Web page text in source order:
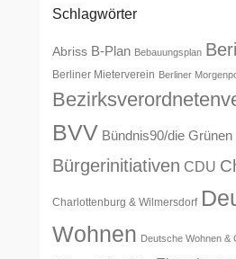
Schlagwörter
Abriss B-Plan Bebauungsplan
Berliner Mieterverein Berliner
BVV Bündnis90/die Grünen
Bürgerinitiativen CDU
Charlottenburg & Wilmersdorf
Wohnen Deutsche Wohnen &